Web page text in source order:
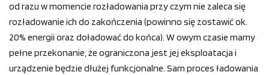
od razu w momencie rozładowania przy czym nie zaleca się
rozładowanie ich do zakończenia (powinno się zostawić ok.
20% energii oraz doładować do końca). W owym czasie mamy
pełne przekonanie, że ograniczona jest jej eksploatacja i
urządzenie będzie dłużej funkcjonalne. Sam proces ładowania